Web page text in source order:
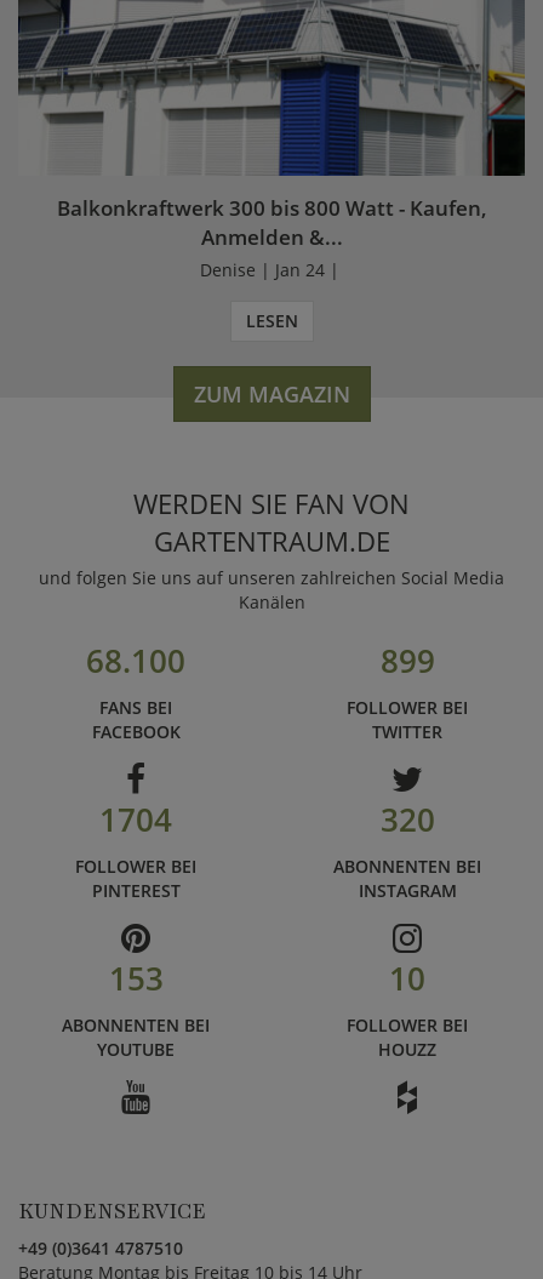
Balkonkraftwerk 300 bis 800 Watt - Kaufen,
Anmelden &...
Denise | Jan 24 |
LESEN
ZUM MAGAZIN
WERDEN SIE FAN VON
GARTENTRAUM.DE
und folgen Sie uns auf unseren zahlreichen Social Media
Kanälen
68.100
FANS BEI
FACEBOOK
899
FOLLOWER BEI
TWITTER
1704
FOLLOWER BEI
PINTEREST
320
ABONNENTEN BEI
INSTAGRAM
153
ABONNENTEN BEI
YOUTUBE
10
FOLLOWER BEI
HOUZZ
KUNDENSERVICE
+49 (0)3641 4787510
Beratung Montag bis Freitag 10 bis 14 Uhr